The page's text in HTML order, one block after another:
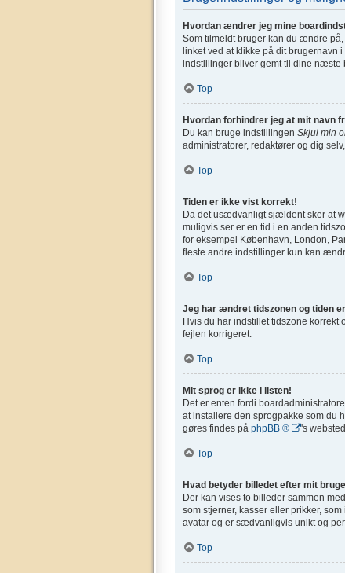
Hvordan ændrer jeg mine
Som tilmeldt bruger kan du ændre
linket ved at klikke på dit brugernavn
indstillinger bliver gemt til dine næste
Top
Hvordan forhindrer jeg at mit navn
Du kan bruge indstillingen Skjul min
administratorer, redaktører og dig
Top
Tiden er ikke vist korrekt!
Da det usædvanligt sjældent sker at
muligvis ser er en tid i en anden
for eksempel København, London,
fleste andre indstillinger kun kan
Top
Jeg har ændret tidszonen og tiden
Hvis du har indstillet tidszone korrekt
fejlen korrigeret.
Top
Mit sprog er ikke i listen!
Det er enten fordi
at installere den sprogpakke som du
gøres findes på phpBB ® 's websted.
Top
Hvad betyder billedet efter mit
Der kan vises to billeder sammen
som stjerner, kasser eller prikker,
avatar og er sædvanligvis unikt og
Top